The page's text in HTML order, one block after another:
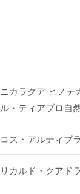
ニカラグア ヒノテ
ル・ディアブロ自
ロス・アルティプ
リカルド・クアド